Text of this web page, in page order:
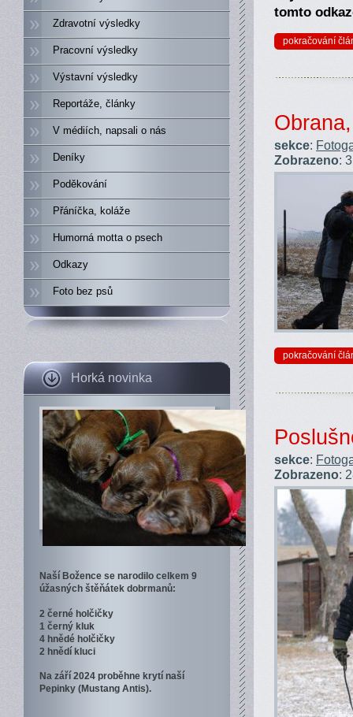
Zdravotní výsledky
Pracovní výsledky
Výstavní výsledky
Reportáže, články
V médiích, napsali o nás
Deníky
Poděkování
Přáníčka, koláže
Humorná motta o psech
Odkazy
Foto bez psů
Horká novinka
Naší Božence se narodilo celkem 9
úžasných štěňátek dobrmanů:
2 černé holčičky
1 černý kluk
4 hnědé holčičky
2 hnědí kluci
Na září 2024 proběhne krytí naší
Pepinky (Mustang Antis).
tomto
pokračování
sekce:
Zobrazeno:
pokračování
sekce:
Zobrazeno: